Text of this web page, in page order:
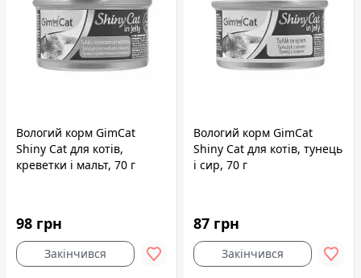
Вологий корм GimCat
Shiny Cat для котів,
креветки і мальт, 70 г
98 грн
Закінчився
Вологий корм GimCat
Shiny Cat для котів, тунець
і сир, 70 г
87 грн
Закінчився